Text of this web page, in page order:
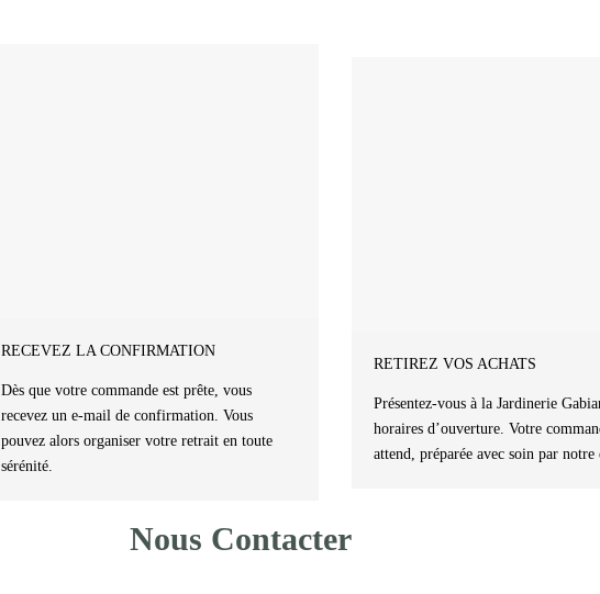
RECEVEZ LA CONFIRMATION
Dès que votre commande est prête, vous
recevez un e-mail de confirmation. Vous
pouvez alors organiser votre retrait en toute
sérénité.
RETIREZ VOS ACHATS
Présentez-vous à la Jardinerie
horaires d’ouverture. Votre
attend, préparée avec soin par notre
Nous Contacter